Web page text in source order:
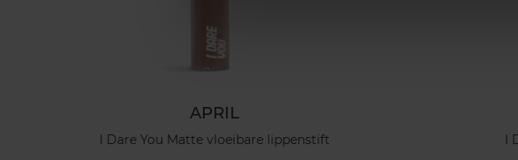
APRIL
I Dare You Matte vloeibare lippenstift I